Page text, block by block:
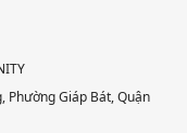
Phường Giáp Bát, Quận